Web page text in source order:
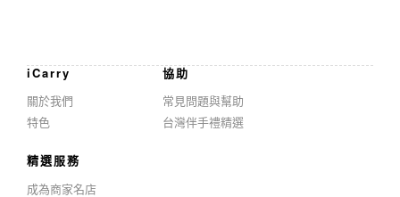
iCarry
關於我們
特色
協助
常見問題與幫助
台灣伴手禮精選
精選服務
成為商家名店